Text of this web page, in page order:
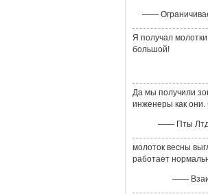
——
Я получал
большой!
Да мы получили
инженеры как
—— Пты Лтд
молоток весны
работает
——